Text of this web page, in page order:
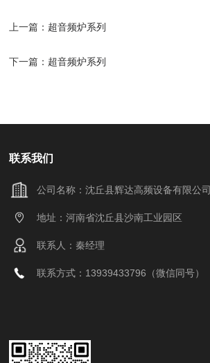
上一篇： 超音频炉系列
下一篇： 超音频炉系列
联系我们
公司名称：沈丘县辉达高频设备有限公司
地址：河南省沈丘县沙南工业园区
联系人：秦经理
联系方式：13939433796（微信同号）